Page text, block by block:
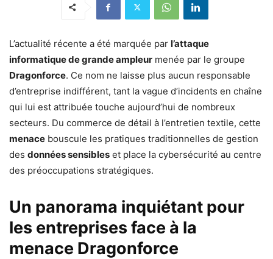
L’actualité récente a été marquée par l’attaque
informatique de grande ampleur menée par le groupe
Dragonforce. Ce nom ne laisse plus aucun responsable
d’entreprise indifférent, tant la vague d’incidents en chaîne
qui lui est attribuée touche aujourd’hui de nombreux
secteurs. Du commerce de détail à l’entretien textile, cette
menace bouscule les pratiques traditionnelles de gestion
des données sensibles et place la cybersécurité au centre
des préoccupations stratégiques.
Un panorama inquiétant pour
les entreprises face à la
menace Dragonforce